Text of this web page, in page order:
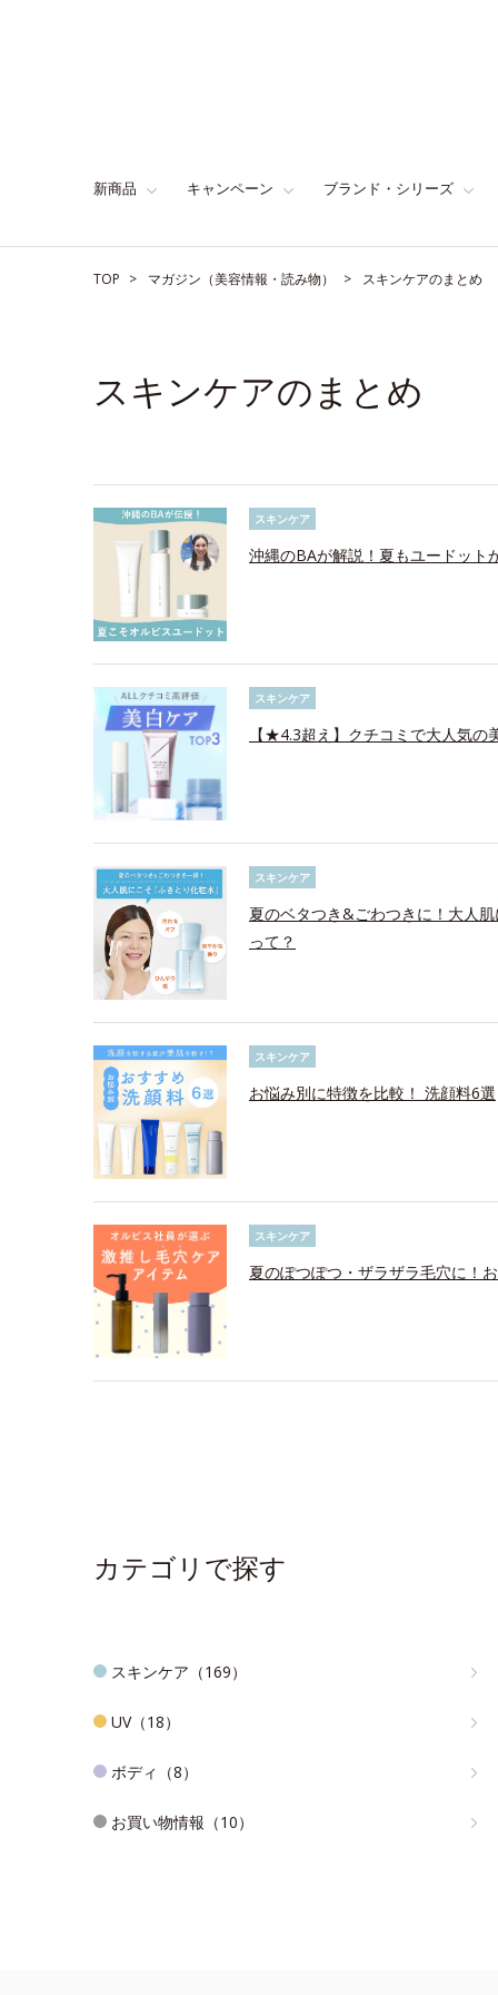
新商品 キャンペーン ブランド・シリーズ
TOP マガジン（美容情報・読み物） スキンケアのまとめ
スキンケアのまとめ
スキンケア
沖縄のBAが解説！夏もユードット
スキンケア
【★4.3超え】クチコミで大人気の
スキンケア
夏のベタつき&ごわつきに！大人
って？
スキンケア
お悩み別に特徴を比較！ 洗顔料6選
スキンケア
夏のぽつぽつ・ザラザラ毛穴に！
カテゴリで探す
スキンケア（169）
UV（18）
ボディ（8）
お買い物情報（10）